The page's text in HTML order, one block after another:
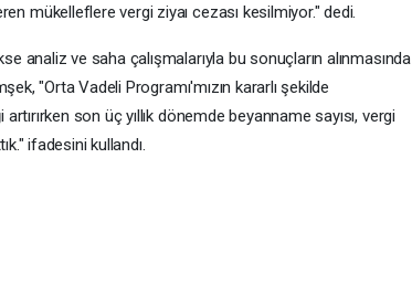
mükelleflere vergi ziyaı cezası kesilmiyor." dedi.
analiz ve saha çalışmalarıyla bu sonuçların alınmasında
"Orta Vadeli Programı'mızın kararlı şekilde
son üç yıllık dönemde beyanname sayısı, vergi
ifadesini kullandı.